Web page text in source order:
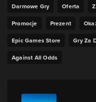
Darmowe Gry
Oferta
Promocje
Prezent
Epic Games Store
Gry Za
Against All Odds